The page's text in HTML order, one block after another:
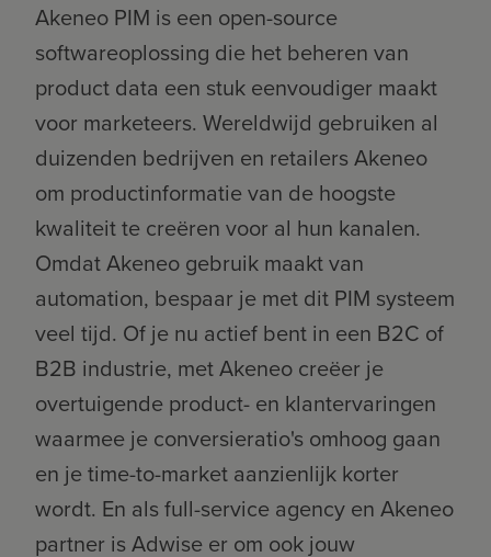
Akeneo PIM is een open-source
softwareoplossing die het beheren van
product data een stuk eenvoudiger maakt
voor marketeers. Wereldwijd gebruiken al
duizenden bedrijven en retailers Akeneo
om productinformatie van de hoogste
kwaliteit te creëren voor al hun kanalen.
Omdat Akeneo gebruik maakt van
automation, bespaar je met dit PIM systeem
veel tijd. Of je nu actief bent in een B2C of
B2B industrie, met Akeneo creëer je
overtuigende product- en klantervaringen
waarmee je conversieratio's omhoog gaan
en je time-to-market aanzienlijk korter
wordt. En als full-service agency en Akeneo
partner is Adwise er om ook jouw